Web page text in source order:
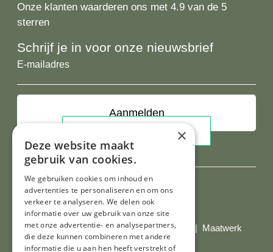
Onze klanten waarderen ons met 4.9 van de 5
sterren
Schrijf je in voor onze nieuwsbrief
E-
Al onze prijzen zijn incl. BTW
© Copyright 2026 Limburgs Bakwinkeltje | Maatwerk
website webmix
×
Deze website maakt
gebruik van cookies.
We gebruiken cookies om inhoud en
advertenties te personaliseren en om ons
verkeer te analyseren. We delen ook
informatie over uw gebruik van onze site
met onze advertentie- en analysepartners,
die deze kunnen combineren met andere
informatie die u aan hen heeft verstrekt of